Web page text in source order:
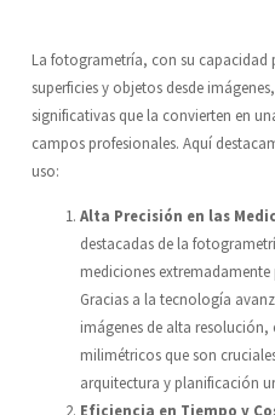
La fotogrametría, con su capacidad
superficies y objetos desde
significativas que la convierten en
campos profesionales. Aquí
uso:
Alta Precisión en las
destacadas de la
mediciones extremadamente
Gracias a la tecnología
imágenes de alta resolución,
milimétricos que son
arquitectura y planificación
Eficiencia en Tiempo y